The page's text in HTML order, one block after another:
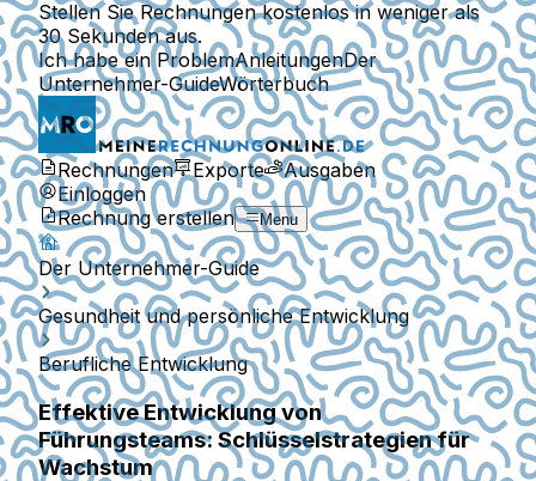
Stellen Sie Rechnungen kostenlos in weniger als
30 Sekunden aus.
Ich habe ein ProblemAnleitungenDer
Unternehmer-GuideWörterbuch
Rechnungen Exporte
Ausgaben
Einloggen
Rechnung erstellen
Menu
Der Unternehmer-Guide
Gesundheit und persönliche Entwicklung
Berufliche Entwicklung
Effektive Entwicklung von
Führungsteams: Schlüsselstrategien für
Wachstum